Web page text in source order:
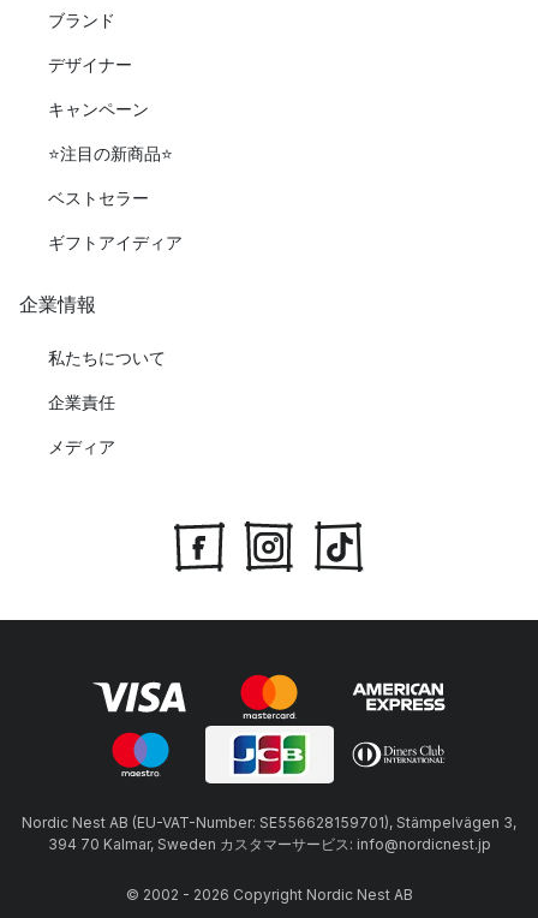
ブランド
デザイナー
キャンペーン
⭐️注目の新商品⭐️
ベストセラー
ギフトアイディア
企業情報
私たちについて
企業責任
メディア
Nordic Nest AB (EU-VAT-Number: SE556628159701), Stämpelvägen 3,
394 70 Kalmar, Sweden カスタマーサービス: info@nordicnest.jp
© 2002 - 2026 Copyright Nordic Nest AB